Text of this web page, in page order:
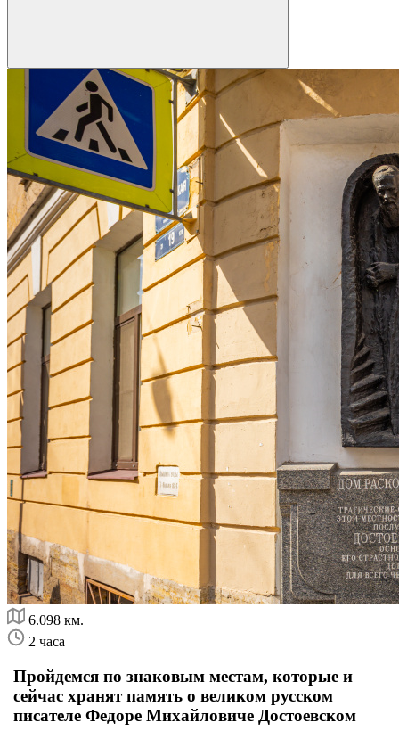
6.098 км.
2 часа
Пройдемся по знаковым местам, которые и
сейчас хранят память о великом русском
писателе Федоре Михайловиче Достоевском